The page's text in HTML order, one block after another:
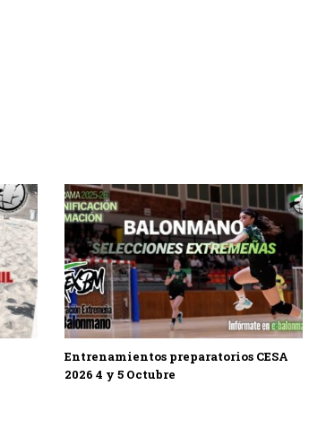
Entrenamientos preparatorios CESA
2026 4 y 5 Octubre